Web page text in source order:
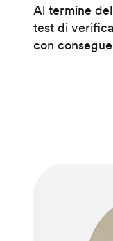
Al termine
test di
con